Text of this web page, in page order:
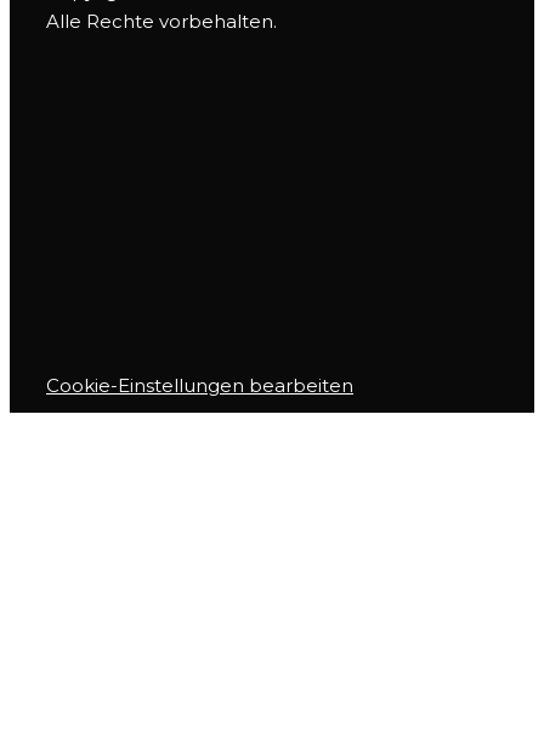
Alle Rechte vorbehalten.
Cookie-Einstellungen bearbeiten